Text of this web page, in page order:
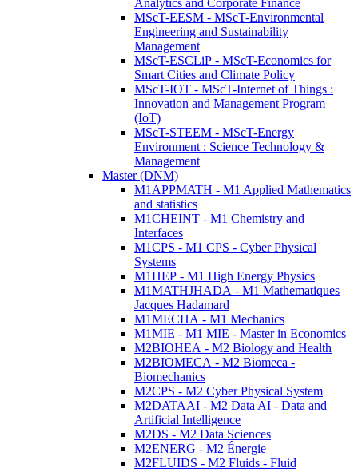
Analytics and Corporate Finance
MScT-EESM - MScT-Environmental
Engineering and Sustainability
Management
MScT-ESCLiP - MScT-Economics for
Smart Cities and Climate Policy
MScT-IOT - MScT-Internet of Things :
Innovation and Management Program
(IoT)
MScT-STEEM - MScT-Energy
Environment : Science Technology &
Management
Master (DNM)
M1APPMATH - M1 Applied Mathematics
and statistics
M1CHEINT - M1 Chemistry and
Interfaces
M1CPS - M1 CPS - Cyber Physical
Systems
M1HEP - M1 High Energy Physics
M1MATHJHADA - M1 Mathematiques
Jacques Hadamard
M1MECHA - M1 Mechanics
M1MIE - M1 MIE - Master in Economics
M2BIOHEA - M2 Biology and Health
M2BIOMECA - M2 Biomeca -
Biomechanics
M2CPS - M2 Cyber Physical System
M2DATAAI - M2 Data AI - Data and
Artificial Intelligence
M2DS - M2 Data Sciences
M2ENERG - M2 Énergie
M2FLUIDS - M2 Fluids - Fluid